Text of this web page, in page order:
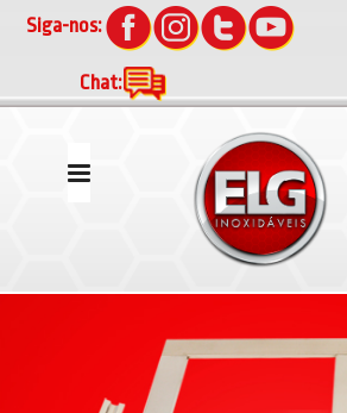
Siga-nos:
Chat: